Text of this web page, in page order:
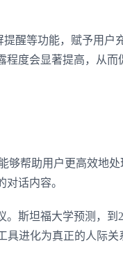
醒等功能，赋予用户
程度会显著提高，从而
够帮助用户更高效地处
话内容。
。斯坦福大学预测，到
具进化为真正的人际关